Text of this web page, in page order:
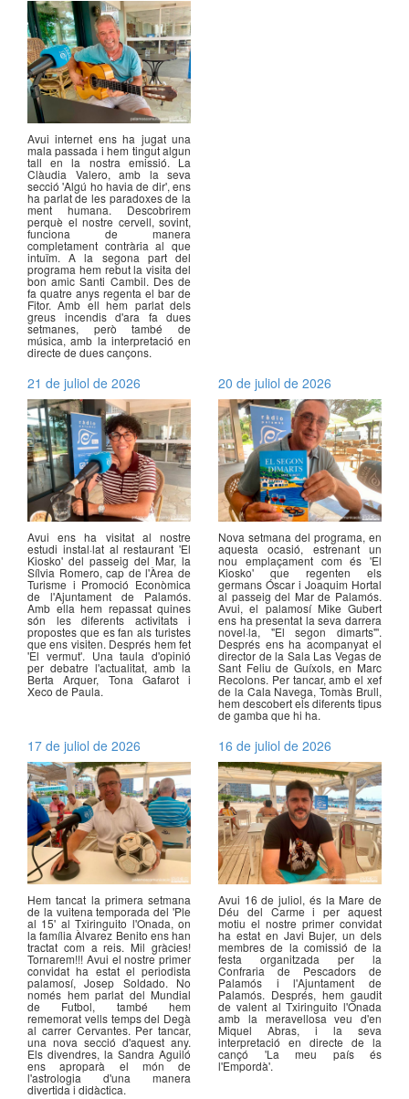
Avui internet ens ha jugat una
mala passada i hem tingut algun
tall en la nostra emissió. La
Clàudia Valero, amb la seva
secció 'Algú ho havia de dir', ens
ha parlat de les paradoxes de la
ment humana. Descobrirem
perquè el nostre cervell, sovint,
funciona de manera
completament contrària al que
intuïm. A la segona part del
programa hem rebut la visita del
bon amic Santi Cambil. Des de
fa quatre anys regenta el bar de
Fitor. Amb ell hem parlat dels
greus incendis d'ara fa dues
setmanes, però també de
música, amb la interpretació en
directe de dues cançons.
21 de juliol de 2026
Avui ens ha visitat al nostre
estudi instal·lat al restaurant 'El
Kiosko' del passeig del Mar, la
Sílvia Romero, cap de l'Àrea de
Turisme i Promoció Econòmica
de l'Ajuntament de Palamós.
Amb ella hem repassat quines
són les diferents activitats i
propostes que es fan als turistes
que ens visiten. Després hem fet
'El vermut'. Una taula d'opinió
per debatre l'actualitat, amb la
Berta Arquer, Tona Gafarot i
Xeco de Paula.
20 de juliol de 2026
Nova setmana del programa, en
aquesta ocasió, estrenant un
nou emplaçament com és 'El
Kiosko' que regenten els
germans Óscar i Joaquim Hortal
al passeig del Mar de Palamós.
Avui, el palamosí Mike Gubert
ens ha presentat la seva darrera
novel·la, "El segon dimarts"'.
Després ens ha acompanyat el
director de la Sala Las Vegas de
Sant Feliu de Guíxols, en Marc
Recolons. Per tancar, amb el xef
de la Cala Navega, Tomàs Brull,
hem descobert els diferents tipus
de gamba que hi ha.
17 de juliol de 2026
Hem tancat la primera setmana
de la vuitena temporada del 'Ple
al 15' al Txiringuito l'Onada, on
la família Àlvarez Benito ens han
tractat com a reis. Mil gràcies!
Tornarem!!! Avui el nostre primer
convidat ha estat el periodista
palamosí, Josep Soldado. No
només hem parlat del Mundial
de Futbol, també hem
rememorat vells temps del Degà
al carrer Cervantes. Per tancar,
una nova secció d'aquest any.
Els divendres, la Sandra Aguiló
ens aproparà el món de
l'astrologia d'una manera
divertida i didàctica.
16 de juliol de 2026
Avui 16 de juliol, és la Mare de
Déu del Carme i per aquest
motiu el nostre primer convidat
ha estat en Javi Bujer, un dels
membres de la comissió de la
festa organitzada per la
Confraria de Pescadors de
Palamós i l'Ajuntament de
Palamós. Després, hem gaudit
de valent al Txiringuito l'Onada
amb la meravellosa veu d'en
Miquel Abras, i la seva
interpretació en directe de la
cançó 'La meu país és
l'Empordà'.